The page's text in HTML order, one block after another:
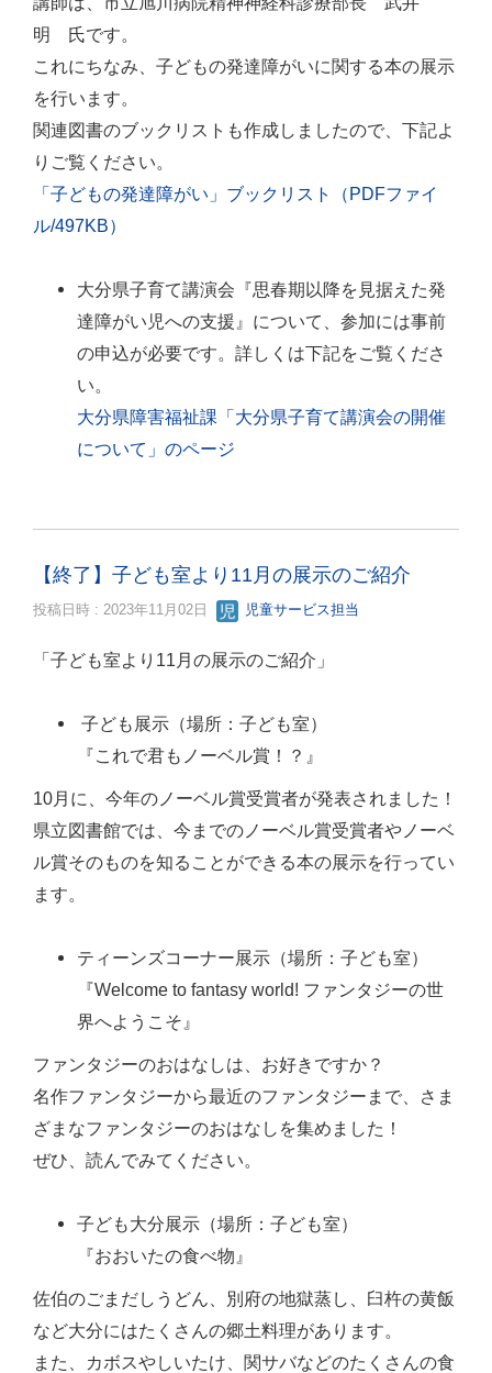
明 氏です。
これにちなみ、子どもの発達障がいに関する本の展示
を行います。
関連図書のブックリストも作成しましたので、下記よ
りご覧ください。
「子どもの発達障がい」ブックリスト（PDFファイ
ル/497KB）
大分県子育て講演会『思春期以降を見据えた発
達障がい児への支援』について、参加には事前
の申込が必要です。詳しくは下記をご覧くださ
い。
大分県障害福祉課「大分県子育て講演会の開催
について」のページ
【終了】子ども室より11月の展示のご紹介
投稿日時 : 2023年11月02日 児童サービス担当
「子ども室より11月の展示のご紹介」
子ども展示（場所：子ども室）
『これで君もノーベル賞！？』
10月に、今年のノーベル賞受賞者が発表されました！
県立図書館では、今までのノーベル賞受賞者やノーベ
ル賞そのものを知ることができる本の展示を行ってい
ます。
ティーンズコーナー展示（場所：子ども室）
『Welcome to fantasy world! ファンタジーの世
界へようこそ』
ファンタジーのおはなしは、お好きですか？
名作ファンタジーから最近のファンタジーまで、さま
ざまなファンタジーのおはなしを集めました！
ぜひ、読んでみてください。
子ども大分展示（場所：子ども室）
『おおいたの食べ物』
佐伯のごまだしうどん、別府の地獄蒸し、臼杵の黄飯
など大分にはたくさんの郷土料理があります。
また、カボスやしいたけ、関サバなどのたくさんの食